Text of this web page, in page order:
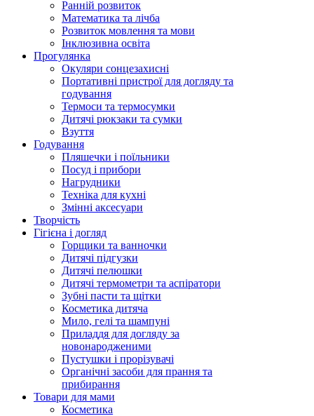
Ранній розвиток
Математика та лічба
Розвиток мовлення та мови
Інклюзивна освіта
Прогулянка
Окуляри сонцезахисні
Портативні пристрої для догляду та
годування
Термоси та термосумки
Дитячі рюкзаки та сумки
Взуття
Годування
Пляшечки і поїльники
Посуд і прибори
Нагрудники
Техніка для кухні
Змінні аксесуари
Творчість
Гігієна і догляд
Горщики та ванночки
Дитячі підгузки
Дитячі пелюшки
Дитячі термометри та аспіратори
Зубні пасти та щітки
Косметика дитяча
Мило, гелі та шампуні
Приладдя для догляду за
новонародженими
Пустушки і прорізувачі
Органічні засоби для прання та
прибирання
Товари для мами
Косметика